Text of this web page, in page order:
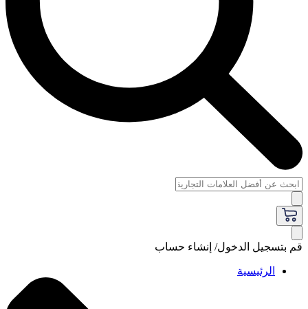
قم بتسجيل الدخول/ إنشاء حساب
الرئيسية